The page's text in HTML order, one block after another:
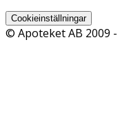
Cookieinställningar
© Apoteket AB 2009 -